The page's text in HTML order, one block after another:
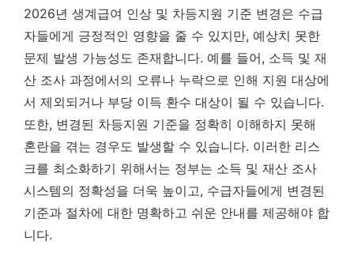
2026년 생계급여 인상 및 차등지원 기준 변경은 수급
자들에게 긍정적인 영향을 줄 수 있지만, 예상치 못한
문제 발생 가능성도 존재합니다. 예를 들어, 소득 및 재
산 조사 과정에서의 오류나 누락으로 인해 지원 대상에
서 제외되거나 부당 이득 환수 대상이 될 수 있습니다.
또한, 변경된 차등지원 기준을 정확히 이해하지 못해
혼란을 겪는 경우도 발생할 수 있습니다. 이러한 리스
크를 최소화하기 위해서는 정부는 소득 및 재산 조사
시스템의 정확성을 더욱 높이고, 수급자들에게 변경된
기준과 절차에 대한 명확하고 쉬운 안내를 제공해야 합
니다.